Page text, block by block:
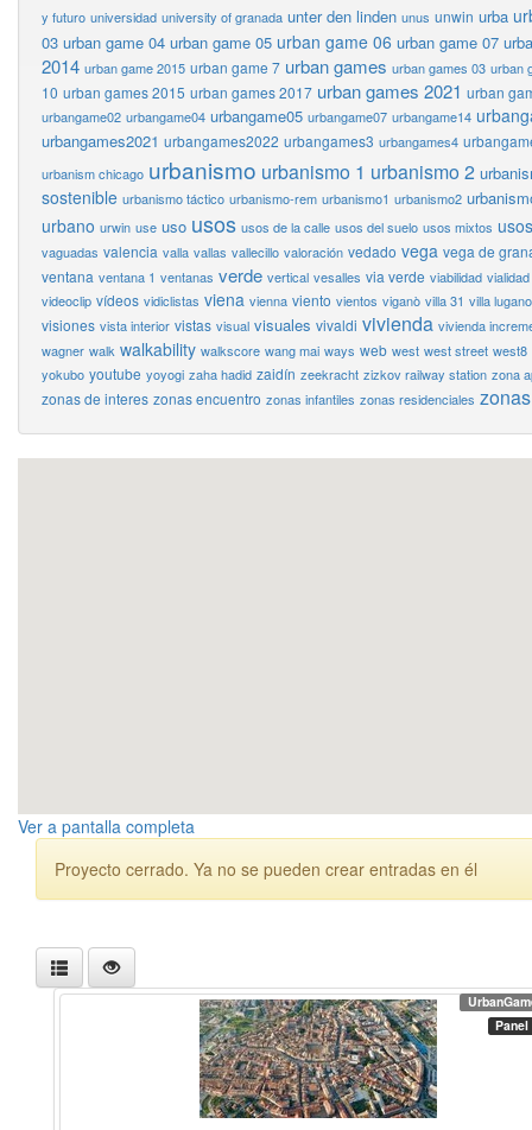
y futuro universidad university of granada unter den linden unus unwin urba
03 urban game 04 urban game 05 urban game 06 urban game 07
2014 urban game 2015 urban game 7 urban games urban games 03 urban
10 urban games 2015 urban games 2017 urban games 2021 urban
urbangame02 urbangame04 urbangame05 urbangame07 urbangame14
urbangames2021 urbangames2022 urbangames3 urbangames4
urbanism chicago urbanismo urbanismo 1 urbanismo 2
sostenible urbanismo táctico urbanismo-rem urbanismo1 urbanismo2
urbano urwin use uso usos usos de la calle usos del suelo usos mixtos
vaguadas valencia valla vallas vallecillo valoración vedado vega vega de
ventana ventana 1 ventanas verde vertical vesalles via verde viabilidad vialidad
videoclip vídeos vidiclistas viena vienna viento vientos viganò villa 31 villa lugano
visiones vista interior vistas visual visuales vivaldi vivienda vivienda
wagner walk walkability walkscore wang mai ways web west west street west8
yokubo youtube yoyogi zaha hadid zaidín zeekracht zizkov railway station zona
zonas de interes zonas encuentro zonas infantiles zonas residenciales
Ver a pantalla completa
Proyecto cerrado. Ya no se pueden crear entradas en él
Panel